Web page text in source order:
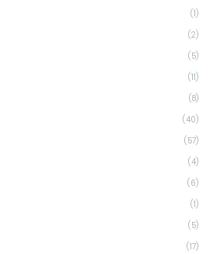
(1)
(2)
(5)
(11)
(8)
(40)
(57)
(4)
(6)
(1)
(5)
(17)